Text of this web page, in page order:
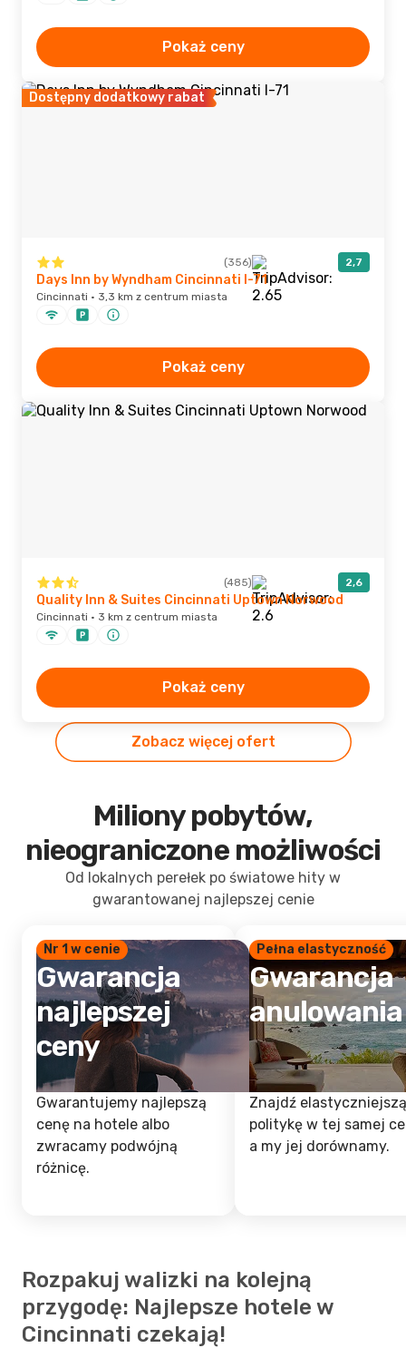
Pokaż ceny
Dostępny dodatkowy rabat
(356) 2,7
Days Inn by Wyndham Cincinnati I-71
Cincinnati · 3,3 km z centrum miasta
Pokaż ceny
(485) 2,6
Quality Inn & Suites Cincinnati Uptown Norwood
Cincinnati · 3 km z centrum miasta
Pokaż ceny
Zobacz więcej ofert
Miliony pobytów,
nieograniczone możliwości
Od lokalnych perełek po światowe hity w
gwarantowanej najlepszej cenie
Nr 1 w cenie
Gwarancja
najlepszej
ceny
Gwarantujemy najlepszą
cenę na hotele albo
zwracamy podwójną
różnicę.
Pełna elastyczność
Gwarancja
anulowania
Znajdź elastyczniejszą
politykę w tej samej
a my jej dorównamy.
Rozpakuj walizki na kolejną
przygodę: Najlepsze hotele w
Cincinnati czekają!